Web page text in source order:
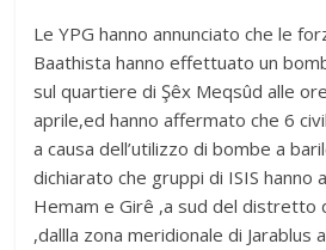
Le YPG hanno annunciato che le
Baathista hanno effettuato un
sul quartiere di Şêx Meqsûd alle
aprile,ed hanno affermato che 6
a causa dell’utilizzo di bombe a
dichiarato che gruppi di ISIS hanno
Hemam e Girê ,a sud del distretto
,dallla zona meridionale di Jarablus